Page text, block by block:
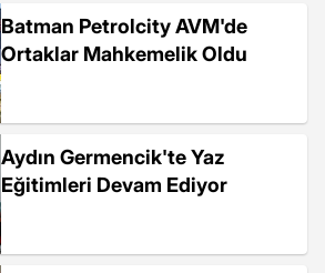
Batman Petrolcity AVM'de
Ortaklar Mahkemelik Oldu
Aydın Germencik'te Yaz
Eğitimleri Devam Ediyor